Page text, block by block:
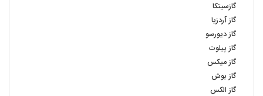
گازسیتکا
گاز آردزیا
گاز دیورسو
گاز پیلوت
گاز میکس
گاز بوش
گاز الکس